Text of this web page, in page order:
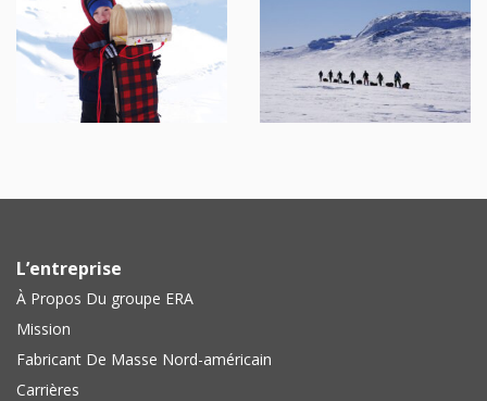
L’entreprise
À Propos Du groupe ERA
Mission
Fabricant De Masse Nord-américain
Carrières